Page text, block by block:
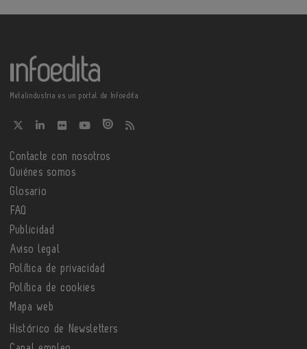
Metalindustria es un portal de Infoedita
Contacte con nosotros
Quiénes somos
Glosario
FAQ
Publicidad
Aviso legal
Política de privacidad
Política de cookies
Mapa web
Histórico de Newsletters